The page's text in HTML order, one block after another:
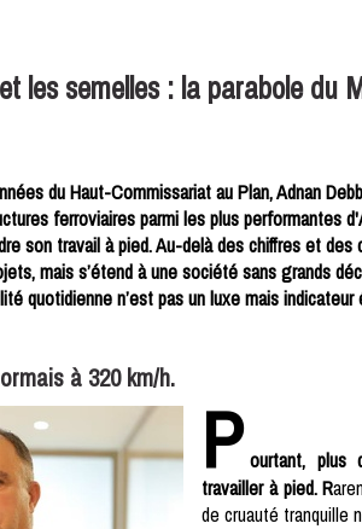
les semelles : la parabole du
du Haut-Commissariat au Plan, Adnan
ferroviaires parmi les plus performantes
son travail à pied. Au-delà des chiffres et
mais s’étend à une société sans grands
quotidienne n’est pas un luxe mais
à 320 km/h.
P ourtant, plus
travailler à pied. R
de cruauté tranquille